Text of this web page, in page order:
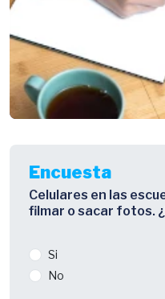
Encuesta
Celulares en las
filmar o sacar fotos.
Si
No